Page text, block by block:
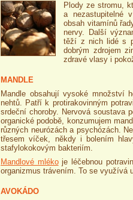
Plody ze stromu,
a nezastupitelné
obsah vitamínů
nervy. Další
těží z nich lidé s
dobrým zdrojem
zdravé vlasy i
MANDLE
Mandle obsahují vysoké množství
nehtů. Patří k protirakovinným
srdeční choroby. Nervová soustava
organické podobě, konzumujem
různých neurózách a psychózách.
třesem víček, někdy i bolením
stafylokokovým bakteriím.
Mandlové mlékoje léčebnou
organizmus trávením. To se využívá
AVOKÁDO